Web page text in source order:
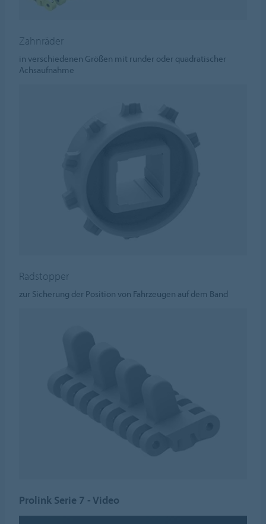
Zahnräder
in verschiedenen Größen mit runder oder quadratischer
Achsaufnahme
Radstopper
zur Sicherung der Position von Fahrzeugen auf dem Band
Prolink Serie 7 - Video